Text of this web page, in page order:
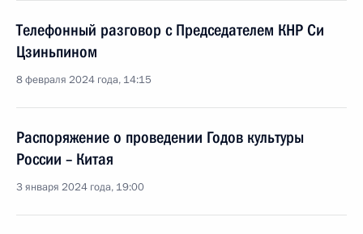
Телефонный разговор с Председателем КНР Си
Цзиньпином
8 февраля 2024 года, 14:15
Распоряжение о проведении Годов культуры
России – Китая
3 января 2024 года, 19:00